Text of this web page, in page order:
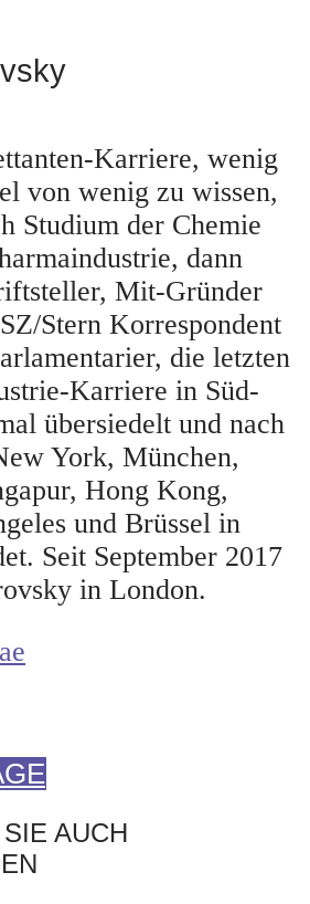
Karriere, wenig
von wenig zu wissen,
Studium der Chemie
dann
Mit-Gründer
Stern Korrespondent
die letzten
Karriere in Süd-
übersiedelt und nach
York, München,
Hong Kong,
und Brüssel in
Seit September 2017
in London.
AUCH